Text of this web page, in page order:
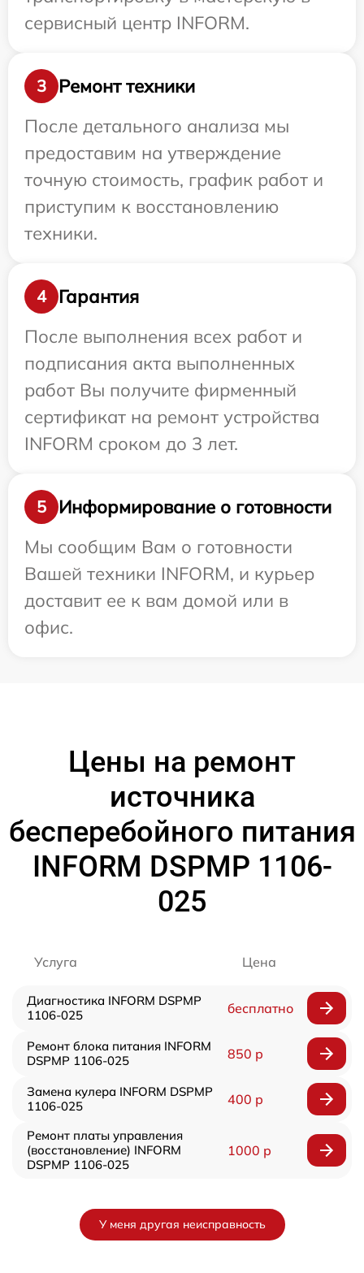
сервисный центр INFORM.
3
Ремонт техники
После детального анализа мы
предоставим на утверждение
точную стоимость, график работ и
приступим к восстановлению
техники.
4
Гарантия
После выполнения всех работ и
подписания акта выполненных
работ Вы получите фирменный
сертификат на ремонт устройства
INFORM сроком до 3 лет.
5
Информирование о готовности
Мы сообщим Вам о готовности
Вашей техники INFORM, и курьер
доставит ее к вам домой или в
офис.
Цены на ремонт
источника
бесперебойного питания
INFORM DSPMP 1106-
025
Услуга Цена
Диагностика INFORM DSPMP
1106-025
бесплатно
Ремонт блока питания INFORM
DSPMP 1106-025
850 р
Замена кулера INFORM DSPMP
1106-025
400 р
Ремонт платы управления
(восстановление) INFORM
DSPMP 1106-025
1000 р
У меня другая неисправность